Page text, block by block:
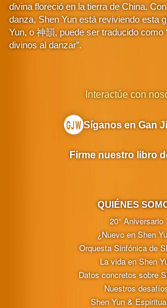
divina floreció en la tierra de China.
danza, Shen Yun está reviviendo esta
Yun, o 神韻, puede ser traducido como
divinos al danzar”.
QUIÉNES
20° Aniversario
¿Nuevo en Shen
Orquesta Sinfónica de
La vida en Shen
Datos concretos sobre
Nuestros
Shen Yun &
Interactúe con
Síganos en Gan
Firme nuestro libro